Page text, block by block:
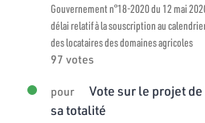
Gouvernement n°18-2020 du 12 mai
délai relatif à la souscription au
des locataires des domaines agricoles
97 votes
pour
Vote sur le projet
sa totalité